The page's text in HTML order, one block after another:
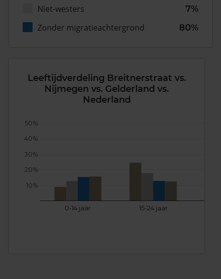
Niet-westers
7%
Zonder migratieachtergrond
80%
Leeftijdverdeling Breitnerstraat vs.
Nijmegen vs. Gelderland vs.
Nederland
0-14 jaar 15-24 jaar
10%
20%
30%
40%
50%